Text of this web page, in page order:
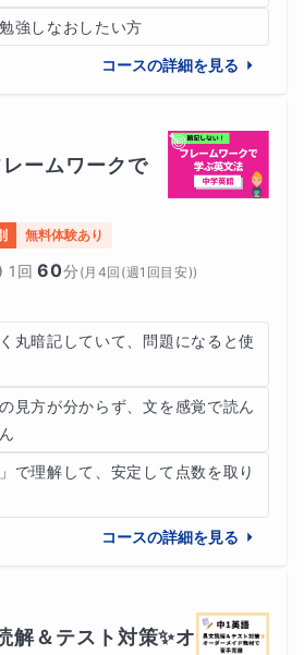
強しなおしたい方
コースの詳細を見る
ームワークで
無料体験あり
1回 60分 (月4回(週1回目安))
丸暗記していて、問題になると使
見方が分からず、文を感覚で読ん
で理解して、安定して点数を取り
コースの詳細を見る
解＆テスト対策✨オ